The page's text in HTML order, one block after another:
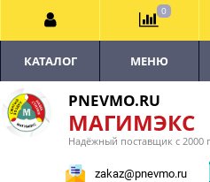
PNEVMO.RU
МАГИМЭКС
Надёжный поставщик с 2000
zakaz@pnevmo.ru
КАТАЛОГ МЕНЮ
0